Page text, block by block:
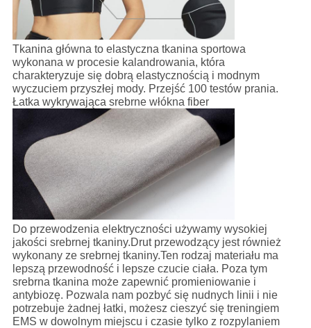
Tkanina główna to elastyczna tkanina sportowa
wykonana w procesie kalandrowania, która
charakteryzuje się dobrą elastycznością i modnym
wyczuciem przyszłej mody. Przejść 100 testów prania.
Łatka wykrywająca srebrne włókna fiber
Do przewodzenia elektryczności używamy wysokiej
jakości srebrnej tkaniny.Drut przewodzący jest również
wykonany ze srebrnej tkaniny.Ten rodzaj materiału ma
lepszą przewodność i lepsze czucie ciała. Poza tym
srebrna tkanina może zapewnić promieniowanie i
antybiozę. Pozwala nam pozbyć się nudnych linii i nie
potrzebuje żadnej łatki, możesz cieszyć się treningiem
EMS w dowolnym miejscu i czasie tylko z rozpylaniem